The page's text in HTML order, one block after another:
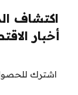
اكتشاف
أخبار
اشترك